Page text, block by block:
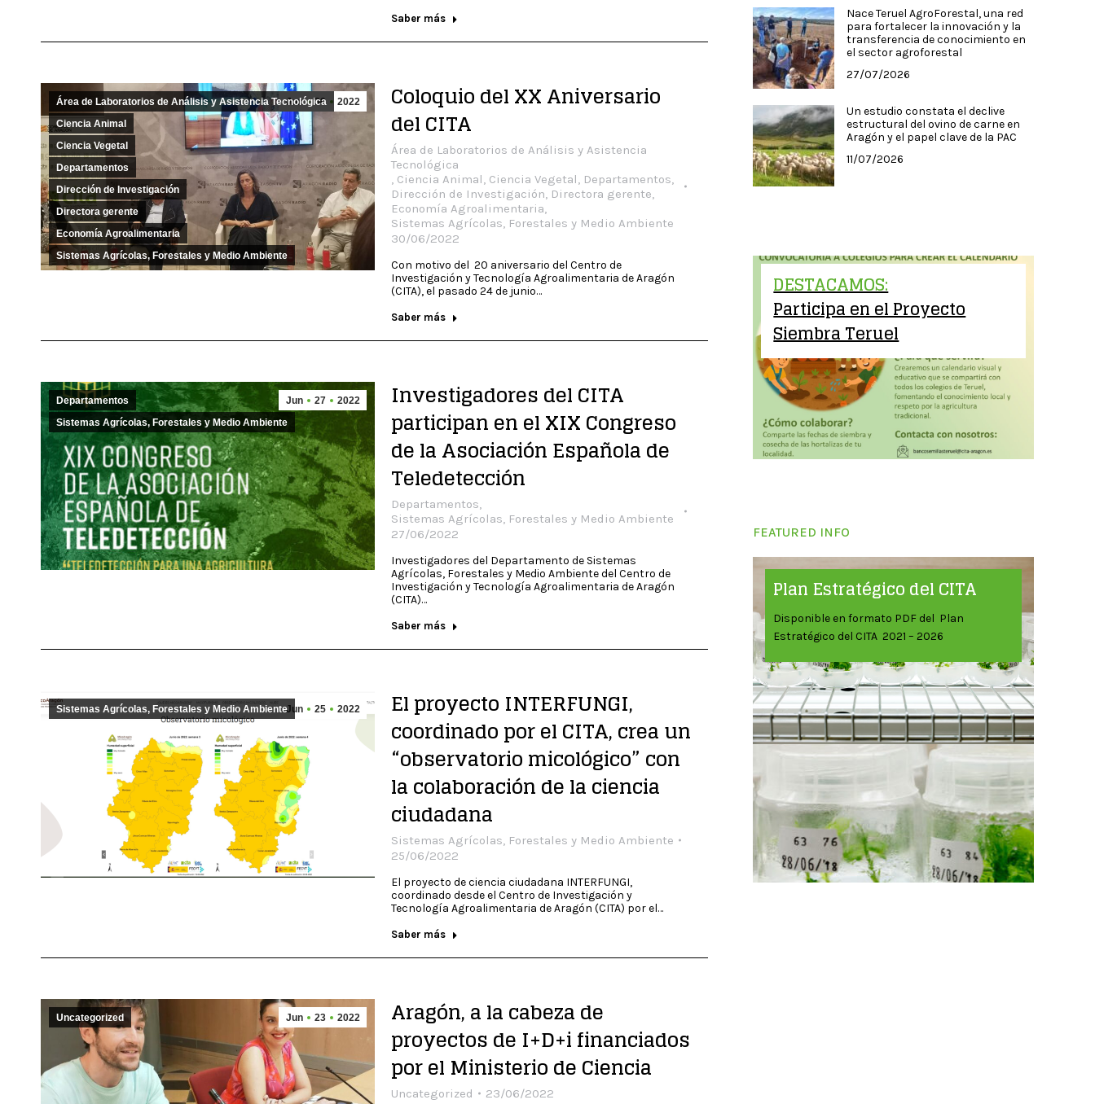
Saber más
Jun 30 2022
Área de Laboratorios de Análisis y Asistencia Tecnológica
Ciencia Animal
Ciencia Vegetal
Departamentos
Dirección de Investigación
Directora gerente
Economía Agroalimentaria
Sistemas Agrícolas, Forestales y Medio Ambiente
Coloquio del XX Aniversario
del CITA
Área de Laboratorios de Análisis y Asistencia
Tecnológica
, Ciencia Animal, Ciencia Vegetal, Departamentos,
Dirección de Investigación, Directora gerente,
Economía Agroalimentaria,
Sistemas Agrícolas, Forestales y Medio Ambiente
30/06/2022
Con motivo del 20 aniversario del Centro de
Investigación y Tecnología Agroalimentaria de Aragón
(CITA), el pasado 24 de junio…
Saber más
Jun 27 2022
Departamentos
Sistemas Agrícolas, Forestales y Medio Ambiente
Investigadores del CITA
participan en el XIX Congreso
de la Asociación Española de
Teledetección
Departamentos,
Sistemas Agrícolas, Forestales y Medio Ambiente
27/06/2022
Investigadores del Departamento de Sistemas
Agrícolas, Forestales y Medio Ambiente del Centro de
Investigación y Tecnología Agroalimentaria de Aragón
(CITA)…
Saber más
Jun 25 2022
Sistemas Agrícolas, Forestales y Medio Ambiente El proyecto INTERFUNGI,
coordinado por el CITA, crea un
“observatorio micológico” con
la colaboración de la ciencia
ciudadana
Sistemas Agrícolas, Forestales y Medio Ambiente
25/06/2022
El proyecto de ciencia ciudadana INTERFUNGI,
coordinado desde el Centro de Investigación y
Tecnología Agroalimentaria de Aragón (CITA) por el…
Saber más
Jun 23 2022
Uncategorized Aragón, a la cabeza de
proyectos de I+D+i financiados
por el Ministerio de Ciencia
Uncategorized 23/06/2022
Nace Teruel AgroForestal, una red
para fortalecer la innovación y la
transferencia de conocimiento en
el sector agroforestal
27/07/2026
Un estudio constata el declive
estructural del ovino de carne en
Aragón y el papel clave de la PAC
11/07/2026
DESTACAMOS:
Participa en el Proyecto
Siembra Teruel
FEATURED INFO
Plan Estratégico del CITA
Disponible en formato PDF del Plan
Estratégico del CITA 2021 – 2026